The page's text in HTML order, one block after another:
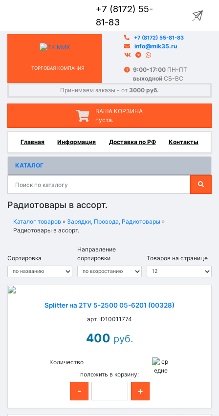
+7 (8172) 55-
81-83
ТОРГОВАЯ КОМПАНИЯ
Принимаем заказы - от 3000 руб.
+7 (8172) 55-81-83
info@mik35.ru
9:00-17:00 ПН-ПТ
выходной СБ-ВС
ВАША КОРЗИНА
пуста.
Главная Информация Доставка по РФ Контакты
КАТАЛОГ
Радиотовары в ассорт.
Каталог товаров » Зарядки, Провода, Радиотовары »
Радиотовары в ассорт.
Сортировка
Направление
сортировки
Товаров на странице
Splitter на 2TV 5-2500 05-6201 (00328)
арт. ID10011774
400 руб.
Количество
положить в корзину:
- +